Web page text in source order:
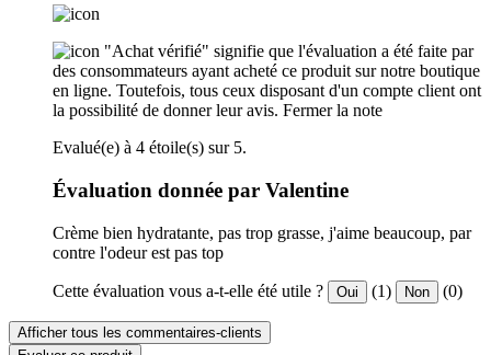
"Achat vérifié" signifie que l'évaluation a été faite par
des consommateurs ayant acheté ce produit sur notre boutique
en ligne. Toutefois, tous ceux disposant d'un compte client ont
la possibilité de donner leur avis. Fermer la note
Evalué(e) à 4 étoile(s) sur 5.
Évaluation donnée par Valentine
Crème bien hydratante, pas trop grasse, j'aime beaucoup, par
contre l'odeur est pas top
Cette évaluation vous a-t-elle été utile ? Oui (1) Non (0)
Afficher tous les commentaires-clients